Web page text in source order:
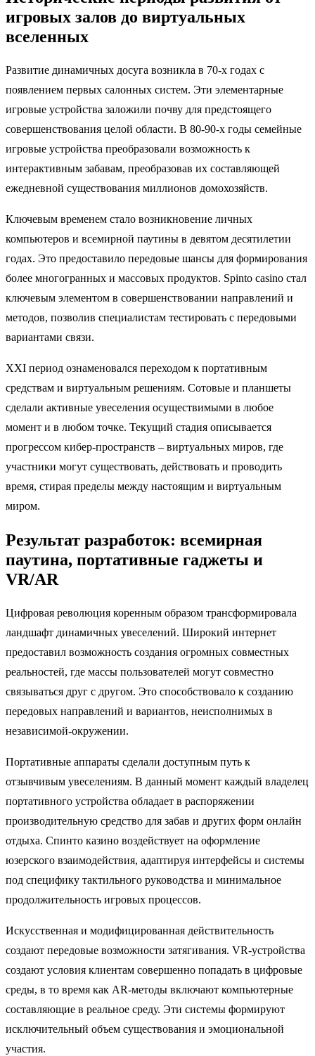
игровых залов до виртуальных
вселенных
Развитие динамичных досуга возникла в 70-х годах с
появлением первых салонных систем. Эти элементарные
игровые устройства заложили почву для предстоящего
совершенствования целой области. В 80-90-х годы семейные
игровые устройства преобразовали возможность к
интерактивным забавам, преобразовав их составляющей
ежедневной существования миллионов домохозяйств.
Ключевым временем стало возникновение личных
компьютеров и всемирной паутины в девятом десятилетии
годах. Это предоставило передовые шансы для формирования
более многогранных и массовых продуктов. Spinto casino стал
ключевым элементом в совершенствовании направлений и
методов, позволив специалистам тестировать с передовыми
вариантами связи.
XXI период ознаменовался переходом к портативным
средствам и виртуальным решениям. Сотовые и планшеты
сделали активные увеселения осуществимыми в любое
момент и в любом точке. Текущий стадия описывается
прогрессом кибер-пространств – виртуальных миров, где
участники могут существовать, действовать и проводить
время, стирая пределы между настоящим и виртуальным
миром.
Результат разработок: всемирная
паутина, портативные гаджеты и
VR/AR
Цифровая революция коренным образом трансформировала
ландшафт динамичных увеселений. Широкий интернет
предоставил возможность создания огромных совместных
реальностей, где массы пользователей могут совместно
связываться друг с другом. Это способствовало к созданию
передовых направлений и вариантов, неисполнимых в
независимой-окружении.
Портативные аппараты сделали доступным путь к
отзывчивым увеселениям. В данный момент каждый владелец
портативного устройства обладает в распоряжении
производительную средство для забав и других форм онлайн
отдыха. Спинто казино воздействует на оформление
юзерского взаимодействия, адаптируя интерфейсы и системы
под специфику тактильного руководства и минимальное
продолжительность игровых процессов.
Искусственная и модифицированная действительность
создают передовые возможности затягивания. VR-устройства
создают условия клиентам совершенно попадать в цифровые
среды, в то время как AR-методы включают компьютерные
составляющие в реальное среду. Эти системы формируют
исключительный объем существования и эмоциональной
участия.